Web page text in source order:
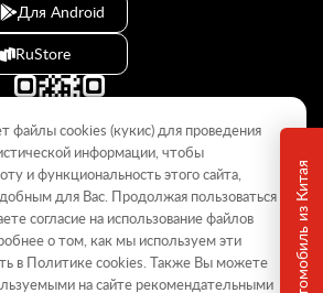
носит информационный характер и не
определяемой положениями Статьи
подробной информации обращайтесь в
Для Android
RuStore
файлы cookies (кукиc) для проведения
информации, чтобы
и функциональность этого сайта,
для Вас. Продолжая пользоваться
согласие на использование файлов
о том, как мы используем эти
в Политикеcookies. Также Вы можете
на сайте рекомендательными